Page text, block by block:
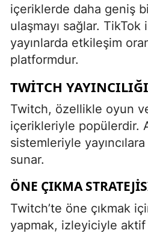
içeriklerde daha geniş
ulaşmayı sağlar. TikTok
yayınlarda etkileşim
platformdur.
TWITCH YAYINCILIĞI
Twitch, özellikle oyun
içerikleriyle popülerdir.
sistemleriyle yayıncılara
sunar.
ÖNE ÇIKMA
Twitch’te öne çıkmak
yapmak, izleyiciyle